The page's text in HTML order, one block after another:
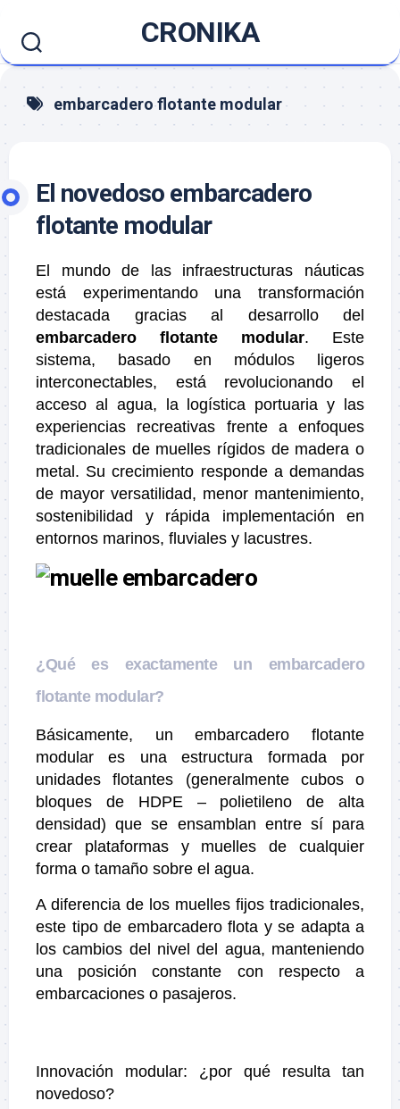
contenido
CRONIKA
embarcadero flotante modular
El novedoso embarcadero
flotante modular
El mundo de las infraestructuras náuticas
está experimentando una transformación
destacada gracias al desarrollo del
embarcadero flotante modular. Este
sistema, basado en módulos ligeros
interconectables, está revolucionando el
acceso al agua, la logística portuaria y las
experiencias recreativas frente a enfoques
tradicionales de muelles rígidos de madera o
metal. Su crecimiento responde a demandas
de mayor versatilidad, menor mantenimiento,
sostenibilidad y rápida implementación en
entornos marinos, fluviales y lacustres.
¿Qué es exactamente un embarcadero
flotante modular?
Básicamente, un embarcadero flotante
modular es una estructura formada por
unidades flotantes (generalmente cubos o
bloques de HDPE – polietileno de alta
densidad) que se ensamblan entre sí para
crear plataformas y muelles de cualquier
forma o tamaño sobre el agua.
A diferencia de los muelles fijos tradicionales,
este tipo de embarcadero flota y se adapta a
los cambios del nivel del agua, manteniendo
una posición constante con respecto a
embarcaciones o pasajeros.
Innovación modular: ¿por qué resulta tan
novedoso?